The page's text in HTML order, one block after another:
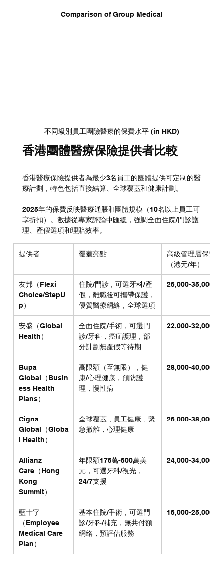
Comparison of Group Medical
不同級別員工團險醫療的保費水平 (in HKD)
香港團體醫療保險提供者比較
香港醫療保險提供者為最少3名員工的團體提供可定制的醫
療計劃，特色包括直接結算、全球覆蓋和健康計劃。
2025年的保費反映醫療通脹和團體規模（10名以上員工可
享折扣）。數據從專家評論中匯總，強調全面住院/門診護
理、產假選項和理賠效率。
提供者 覆蓋亮點
高級管理層保費
（港元/年）
友邦（Flexi
Choice/StepU
p）
住院/門診，可選牙科/產
假，離職後可攜帶保護，
優質醫療網絡，全球選項
25,000-35,000
安盛（Global
Health）
全面住院/手術，可選門
診/牙科，癌症護理，部
分計劃無產假等待期
22,000-32,000
Bupa
Global（Busin
ess Health
Plans）
高限額（至無限），健
康/心理健康，預防護
理，慢性病
28,000-40,000
Cigna
Global（Globa
l Health）
全球覆蓋，員工健康，緊
急撤離，心理健康
26,000-38,000
Allianz
Care（Hong
Kong
Summit）
年限額175萬-500萬美
元，可選牙科/視光，
24/7支援
24,000-34,000
藍十字
（Employee
Medical Care
Plan）
基本住院/手術，可選門
診/牙科/補充，無共付額
網絡，預評估服務
15,000-25,000